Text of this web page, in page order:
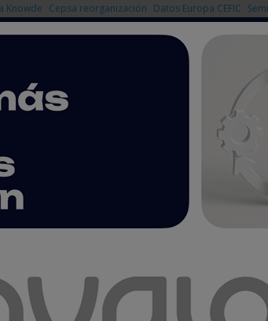
Knowde Cepsa reorganización Datos Europa CEFIC
híbridos BESS en Lituania